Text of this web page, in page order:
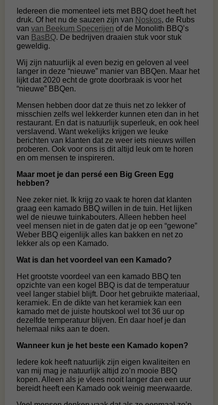
Iedereen die momenteel iets met BBQ doet heeft het
druk. Of het nu de sauzen zijn van Noskos, de Rubs
van van Beekum Specerijen of de Monolith BBQ’s
van BasBQ. De bedrijven draaien stuk voor stuk
geweldig.
Wij zijn natuurlijk al even bezig en geloven al veel
langer in deze “nieuwe” manier van BBQen. Maar het
lijkt dat 2020 echt de grote doorbraak is voor het
“nieuwe” BBQen.
Mensen hebben door dat ze thuis net zo lekker of
misschien zelfs wel lekkerder kunnen eten dan in het
restaurant. En dat is natuurlijk superleuk, en ook heel
verslavend. Want wekelijks krijgen we leuke
berichten van klanten dat ze weer iets nieuws willen
proberen. Ook voor ons is dit altijd leuk om te horen
en om mensen te inspireren.
Maar moet je dan persé een Big Green Egg
hebben?
Nee zeker niet. Ik krijg zo vaak te horen dat klanten
graag een kamado BBQ willen in de tuin. Het lijken
wel de nieuwe tuinkabouters. Alleen hebben heel
veel mensen niet in de gaten dat je op een “gewone”
Weber BBQ eigenlijk alles kan bakken en net zo
lekker als op een Kamado.
Wat is dan het voordeel van een Kamado?
Het grootste voordeel van een kamado BBQ ten
opzichte van een kogel BBQ is dat de temperatuur
veel langer stabiel blijft. Door het gebruikte materiaal,
keramiek. En de dikte van het keramiek kan een
kamado met de juiste houtskool wel tot 36 uur op
dezelfde temperatuur blijven. En daar hoef je dan
helemaal niks aan te doen.
Wanneer kun je het beste een Kamado kopen?
Iedere kok heeft natuurlijk zijn eigen kwaliteiten en
van mij mag je natuurlijk altijd zo’n mooie BBQ
kopen. Alleen als je vlees nooit langer dan een uur
bereidt heeft een Kamado ook weinig meerwaarde.